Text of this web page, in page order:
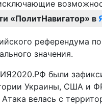
«ПолитНавигатор» в
референдума
значения.
были
Украины, США и
велась с